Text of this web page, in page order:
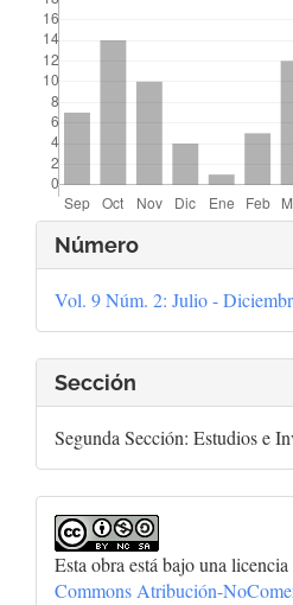
Detalles
del
artículo
Número
Vol. 9 Núm. 2: Julio -
Sección
Segunda Sección: Estudios e
Esta obra está bajo una
Commons Atribución-